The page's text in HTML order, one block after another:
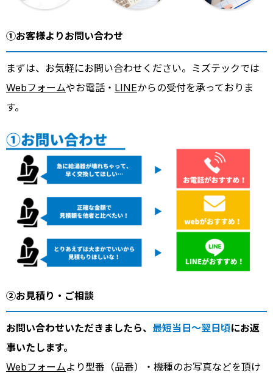
①お客様よりお問い合わせ
まずは、お気軽にお問い合わせください。ミズテックでは
Webフォームやお電話・ LINEからの受付を承っておりま
す。
②お見積り・ご相談
お問い合わせいただきましたら、 最短当日～翌日頃にお返
事いたします。
Webフォームより型番（品番）・機種のお写真などを頂け